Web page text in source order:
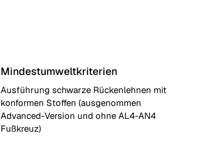
Mindestumweltkriterien
Ausführung schwarze Rückenlehnen mit
konformen Stoffen (ausgenommen
Advanced-Version und ohne AL4-AN4
Fußkreuz)